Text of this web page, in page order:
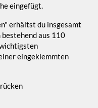
eingefügt.
erhältst du insgesamt
aus 110
eingeklemmten